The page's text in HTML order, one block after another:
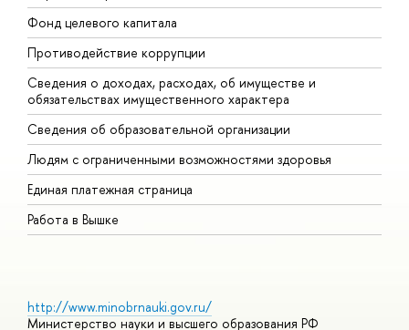
Фонд целевого капитала
Противодействие коррупции
Сведения о доходах, расходах, об имуществе и
обязательствах имущественного характера
Сведения об образовательной организации
Людям с ограниченными возможностями здоровья
Единая платежная страница
Работа в Вышке
http://www.minobrnauki.gov.ru/
Министерство науки и высшего образования РФ